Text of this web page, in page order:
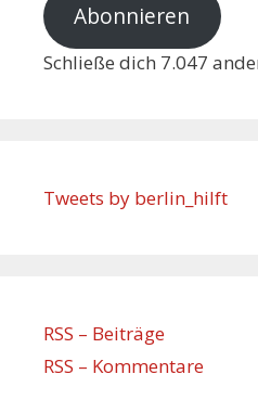
Abonnieren
Schließe dich 7.047
Tweets by berlin_hilft
RSS – Beiträge
RSS – Kommentare